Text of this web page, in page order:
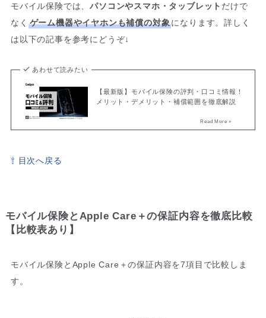
モバイル保険では、パソコンやスマホ・タッブレット だけで
なく ゲーム機器やイヤホンも補償の対象になります。詳しく
は以下の記事を参考にどうぞ↓
あわせて読みたい
【最新版】モバイル保険の評判・口コミ情報！
メリット・デメリット・補償範囲を徹底解説
⇧ 目次へ戻る
モバイル保険とApple Care＋の保証内容を徹底比較
【比較表あり】
モバイル保険とApple Care＋の保証内容を7項目で比較しま
す。